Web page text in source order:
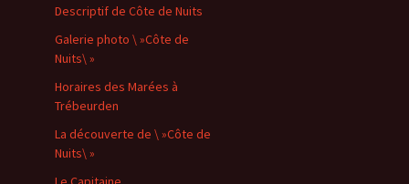
Descriptif de Côte de Nuits
Galerie photo \ »Côte de
Nuits\ »
Horaires des Marées à
Trébeurden
La découverte de \ »Côte de
Nuits\ »